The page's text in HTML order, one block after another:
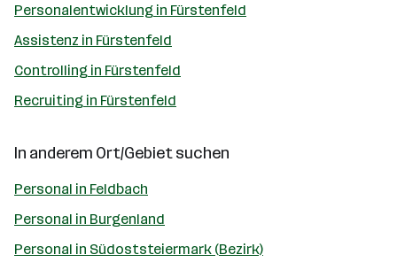
Personalentwicklung in Fürstenfeld
Assistenz in Fürstenfeld
Controlling in Fürstenfeld
Recruiting in Fürstenfeld
In anderem Ort/Gebiet suchen
Personal in Feldbach
Personal in Burgenland
Personal in Südoststeiermark (Bezirk)